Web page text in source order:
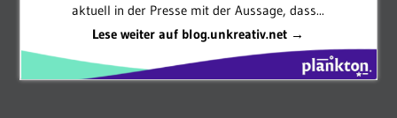
aktuell in der Presse mit der Aussage, dass...
Lese weiter auf blog.unkreativ.net →